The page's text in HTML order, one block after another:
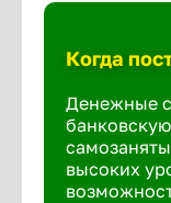
Когда
Денежные
высоких